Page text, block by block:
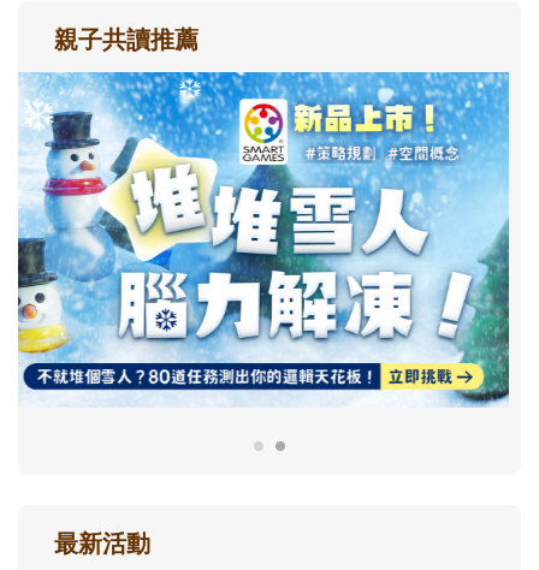
親子共讀推薦
最新活動